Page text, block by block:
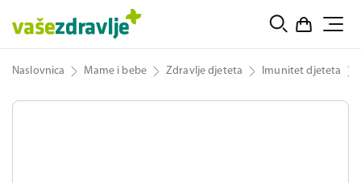
Naslovnica Mame i bebe Zdravlje djeteta Imunitet djeteta